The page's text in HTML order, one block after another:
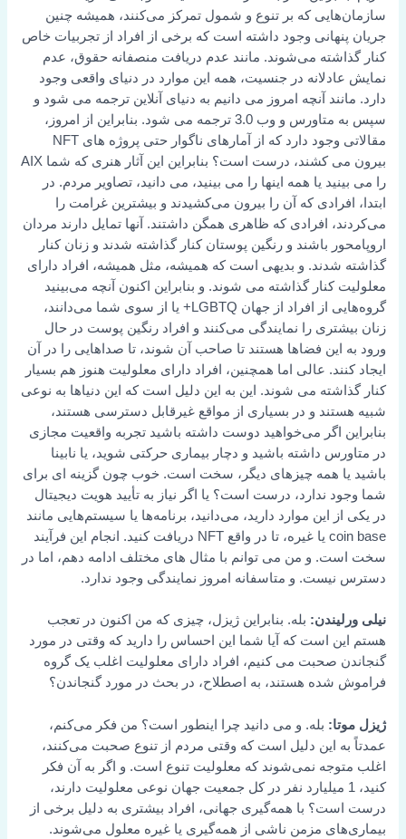
سازمان‌هایی که بر تنوع و شمول تمرکز می‌کنند، همیشه چنین
جریان پنهانی وجود داشته است که برخی از افراد از تجربیات خاص
کنار گذاشته می‌شوند. مانند عدم دریافت منصفانه حقوق، عدم
نمایش عادلانه در جنسیت، همه این موارد در دنیای واقعی وجود
دارد. مانند آنچه امروز می دانیم به دنیای آنلاین ترجمه می شود و
سپس به متاورس و وب 3.0 ترجمه می شود. بنابراین از امروز،
مقالاتی وجود دارد که از آمارهای ناگوار حتی پروژه های NFT
بیرون می کشند، درست است؟ بنابراین این آثار هنری که شما AIX
را می بینید یا همه اینها را می بینید، می دانید، تصاویر مردم. در
ابتدا، افرادی که آن را بیرون می‌کشیدند و بیشترین غرامت را
می‌کردند، افرادی که ظاهری همگن داشتند. آنها تمایل دارند مردان
اروپامحور باشند و رنگین پوستان کنار گذاشته شدند و زنان کنار
گذاشته شدند. و بدیهی است که همیشه، مثل همیشه، افراد دارای
معلولیت کنار گذاشته می شوند. و بنابراین اکنون آنچه می‌بینید
گروه‌هایی از افراد از جهان LGBTQ+ یا از سوی شما می‌دانند،
زنان بیشتری را نمایندگی می‌کنند و افراد رنگین پوست در حال
ورود به این فضاها هستند تا صاحب آن شوند، تا صداهایی را در آن
ایجاد کنند. عالی اما همچنین، افراد دارای معلولیت هنوز هم بسیار
کنار گذاشته می شوند. این به این دلیل است که این دنیاها به نوعی
شبیه هستند و در بسیاری از مواقع غیرقابل دسترسی هستند،
بنابراین اگر می‌خواهید دوست داشته باشید تجربه واقعیت مجازی
در متاورس داشته باشید و دچار بیماری حرکتی شوید، یا نابینا
باشید یا همه چیزهای دیگر، سخت است. خوب چون گزینه ای برای
شما وجود ندارد، درست است؟ یا اگر نیاز به تأیید هویت دیجیتال
در یکی از این موارد دارید، می‌دانید، برنامه‌ها یا سیستم‌هایی مانند
coin base یا غیره، تا در واقع NFT دریافت کنید. انجام این فرآیند
سخت است. و من می توانم با مثال های مختلف ادامه دهم، اما در
دسترس نیست. و متاسفانه امروز نمایندگی وجود ندارد.
نیلی ورلیندن: بله. بنابراین ژیزل، چیزی که من اکنون در تعجب
هستم این است که آیا شما این احساس را دارید که وقتی در مورد
گنجاندن صحبت می کنیم، افراد دارای معلولیت اغلب یک گروه
فراموش شده هستند، به اصطلاح، در بحث در مورد گنجاندن؟
ژیزل موتا: بله. و می دانید چرا اینطور است؟ من فکر می‌کنم،
عمدتاً به این دلیل است که وقتی مردم از تنوع صحبت می‌کنند،
اغلب متوجه نمی‌شوند که معلولیت تنوع است. و اگر به آن فکر
کنید، 1 میلیارد نفر در کل جمعیت جهان نوعی معلولیت دارند،
درست است؟ با همه‌گیری جهانی، افراد بیشتری به دلیل برخی از
بیماری‌های مزمن ناشی از همه‌گیری یا غیره معلول می‌شوند.